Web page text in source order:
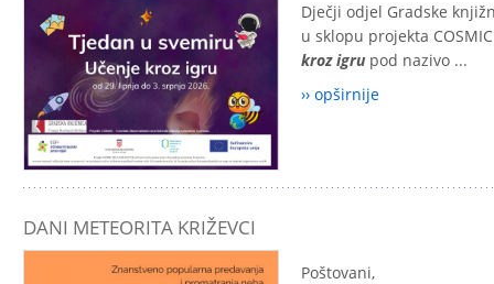
Dječji odjel Gradske
u sklopu projekta
kroz igru pod nazivo ...
›› opširnije
DANI METEORITA KRIŽEVCI
Poštovani,